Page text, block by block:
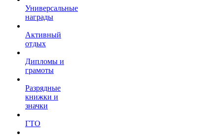
Универсальные
награды
Активный
отдых
Дипломы и
грамоты
Разрядные
книжки и
значки
ГТО